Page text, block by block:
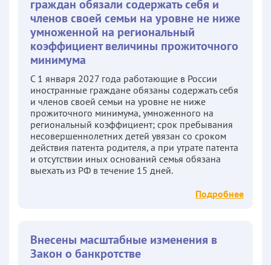
граждан обязали содержать себя и
членов своей семьи на уровне не ниже
умноженной на региональный
коэффициент величины прожиточного
минимума
С 1 января 2027 года работающие в России
иностранные граждане обязаны содержать себя
и членов своей семьи на уровне не ниже
прожиточного минимума, умноженного на
региональный коэффициент; срок пребывания
несовершеннолетних детей увязан со сроком
действия патента родителя, а при утрате патента
и отсутствии иных оснований семья обязана
выехать из РФ в течение 15 дней.
Подробнее
Внесены масштабные изменения в
Закон о банкротстве